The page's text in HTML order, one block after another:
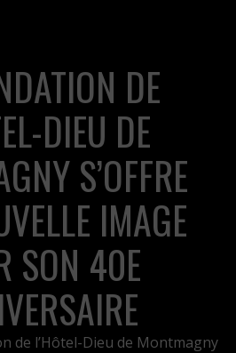
DE
DIEU DE
S’OFFRE
IMAGE
SON 40E
de l’Hôtel-Dieu de Montmagny